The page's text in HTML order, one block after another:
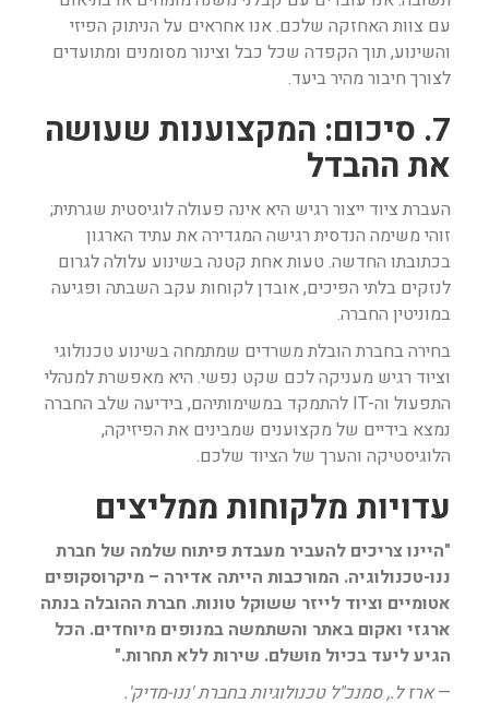
עם צוות האחזקה שלכם. אנו אחראים על הניתוק הפיזי
והשינוע, תוך הקפדה שכל כבל וצינור מסומנים ומתועדים
לצורך חיבור מהיר ביעד.
7. סיכום: המקצוענות שעושה
את ההבדל
העברת ציוד ייצור רגיש היא אינה פעולה לוגיסטית שגרתית;
זוהי משימה הנדסית רגישה המגדירה את עתיד הארגון
בכתובתו החדשה. טעות אחת קטנה בשינוע עלולה לגרום
לנזקים בלתי הפיכים, אובדן לקוחות עקב השבתה ופגיעה
במוניטין החברה.
בחירה בחברת הובלת משרדים שמתמחה בשינוע טכנולוגי
וציוד רגיש מעניקה לכם שקט נפשי. היא מאפשרת למנהלי
התפעול וה-IT להתמקד במשימותיהם, בידיעה שלב החברה
נמצא בידיים של מקצוענים שמבינים את הפיזיקה,
הלוגיסטיקה והערך של הציוד שלכם.
עדויות מלקוחות ממליצים
"היינו צריכים להעביר מעבדת פיתוח שלמה של חברת
ננו-טכנולוגיה. המורכבות הייתה אדירה – מיקרוסקופים
אטומיים וציוד לייזר ששוקל טונות. חברת ההובלה בנתה
ארגזי ואקום באתר והשתמשה במנופים מיוחדים. הכל
הגיע ליעד בכיול מושלם. שירות ללא תחרות."
—ארז ל., סמנכ"ל טכנולוגיות בחברת 'ננו-מדיק'.